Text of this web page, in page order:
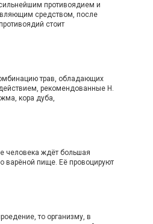
противоядием и
средством, после
стоит
трав, обладающих
рекомендованные Н.
кора дуба,
человека ждёт большая
варёной пище. Её провоцируют
то организму, в